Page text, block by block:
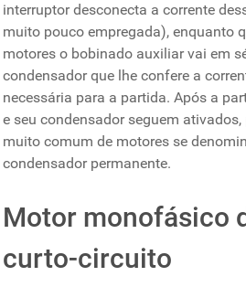
interruptor desconecta a corrente
muito pouco empregada), enquanto
motores o bobinado auxiliar vai em
condensador que lhe confere a
necessária para a partida. Após a
e seu condensador seguem
muito comum de motores se
condensador permanente.
Motor monofásico
curto-circuito